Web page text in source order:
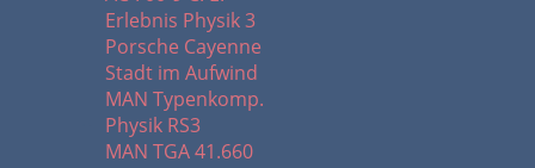
Erlebnis Physik 3
Porsche Cayenne
Stadt im Aufwind
MAN Typenkomp.
Physik RS3
MAN TGA 41.660